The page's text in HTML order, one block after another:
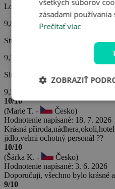
Lokalita hotela
9,8
Strava
9,5
Služby hotela
9,5
10/10
(Marie T. -
Česko)
Hodnotenie napísané: 18. 7. 2026
Krásná
jidlo,velmi ochotný personál ??
10/10
(Šárka K. -
Česko)
Hodnotenie napísané: 3. 6. 2026
Doporučuji, všechno bylo krásné
9/10
všetkých súborov
zásadami používania
Prečítať viac
ZOBRAZIŤ